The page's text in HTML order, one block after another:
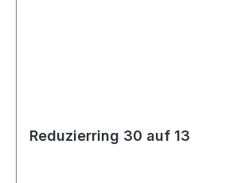
Reduzierring 30 auf 13